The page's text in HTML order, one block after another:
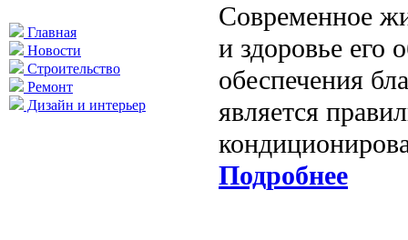
Главная
Новости
Строительство
Ремонт
Дизайн и интерьер
Современное
и здоровье его
обеспечения
является
Подробнее